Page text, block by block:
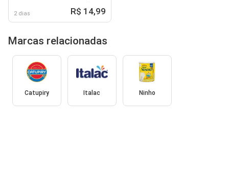
2 dias R$ 14,99
Marcas relacionadas
Catupiry Italac Ninho